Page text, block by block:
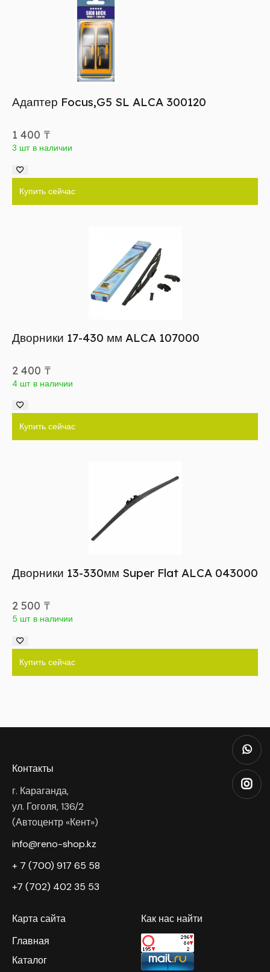
Адаптер Focus,G5 SL ALCA 300120
1 400 ₸
3 шт в наличии
Купить сейчас
Дворники 17-430 мм ALCA 107000
2 400 ₸
4 шт в наличии
Купить сейчас
Дворники 13-330мм Super Flat ALCA 043000
2 500 ₸
5 шт в наличии
Купить сейчас
Контакты
г. Караганда,
ул. Гоголя, 136/2
(Автоцентр «Кент»)
info@reno-shop.kz
+ 7 (700) 917 65 58
+7 (702) 402 35 53
Карта сайта
Главная
Каталог
Как нас найти